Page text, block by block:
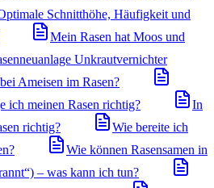
Schnitthöhe, Häufigkeit und
Mein Rasen hat Moos und
Unkrautvernichter
Ameisen im Rasen?
ich meinen Rasen richtig?
In
richtig?
Wie bereite ich
Wie können Rasensamen in
– was kann ich tun?